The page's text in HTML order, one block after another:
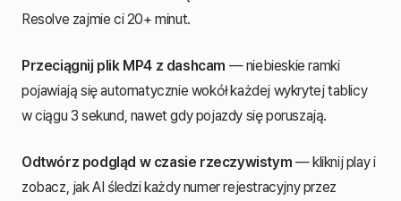
Resolve zajmie ci 20+ minut.
Przeciągnij plik MP4 z dashcam — niebieskie ramki
pojawiają się automatycznie wokół każdej wykrytej tablicy
w ciągu 3 sekund, nawet gdy pojazdy się poruszają.
Odtwórz podgląd w czasie rzeczywistym — kliknij play i
zobacz, jak AI śledzi każdy numer rejestracyjny przez